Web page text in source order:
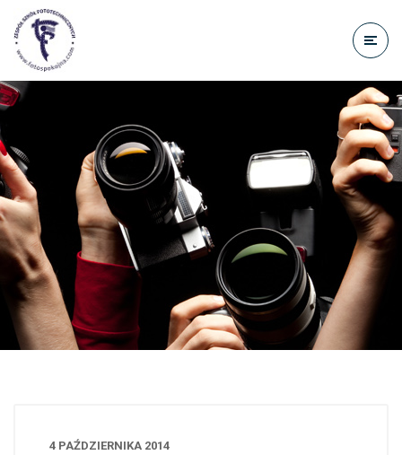
treści
4 PAŹDZIERNIKA 2014